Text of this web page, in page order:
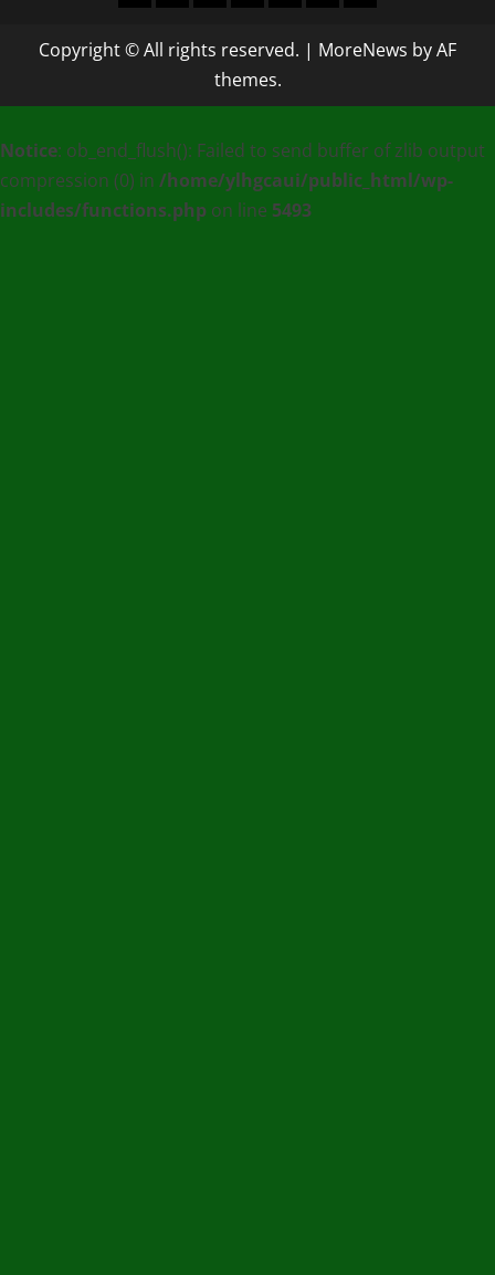
–
PLUS
:
Agence
de
Copyright © All rights reserved. | MoreNews by AF
themes.
Notice: ob_end_flush(): Failed to send buffer of zlib output
compression (0) in /home/ylhgcaui/public_html/wp-
includes/functions.php on line 5493